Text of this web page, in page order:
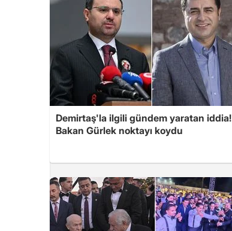
Demirtaş'la ilgili gündem yaratan iddia!
Bakan Gürlek noktayı koydu